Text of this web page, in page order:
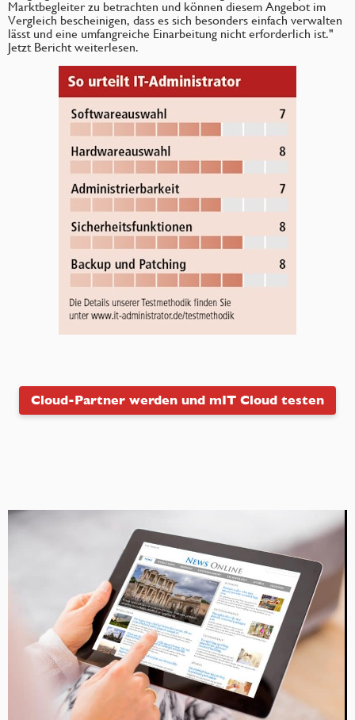
Marktbegleiter zu betrachten und können diesem Angebot im
Vergleich bescheinigen, dass es sich besonders einfach verwalten
lässt und eine umfangreiche Einarbeitung nicht erforderlich ist."
Jetzt Bericht weiterlesen.
Cloud-Partner werden und mIT Cloud testen